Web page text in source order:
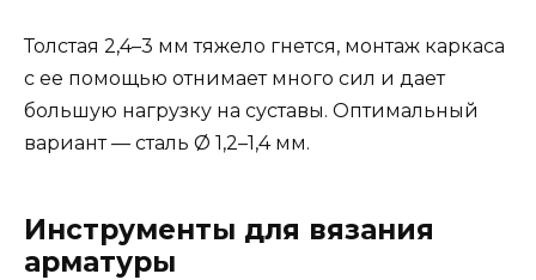
Толстая 2,4–3 мм тяжело гнется, монтаж каркаса
с ее помощью отнимает много сил и дает
большую нагрузку на суставы. Оптимальный
вариант — сталь Ø 1,2–1,4 мм.
Инструменты для вязания
арматуры